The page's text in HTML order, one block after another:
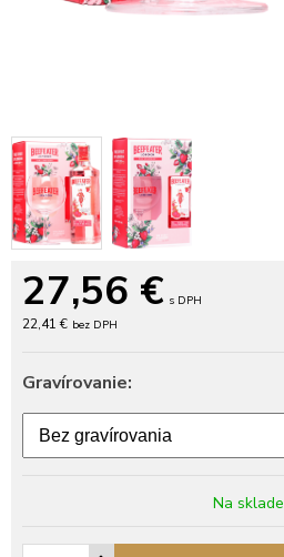
27,56 € s DPH
22,41 € bez DPH
Gravírovanie:
Na sklade